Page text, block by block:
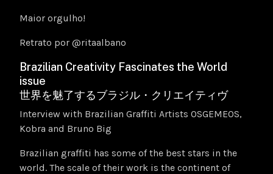
Maior orgulho!
Retrato por @ritaalbano
Brazilian Creativity Fascinates the World
issue
世界を魅了するブラジル・クリエイティヴ
Interview with Brazilian Graffiti Artists OSGEMEOS,
Kobra and Bruno Big
Brazilian graffiti has some of the best stars in the
world. The scale of their work is the continent of